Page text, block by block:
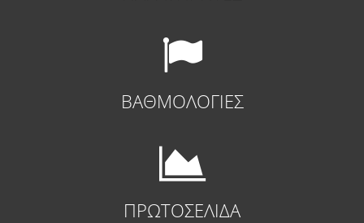
ΒΑΘΜΟΛΟΓΙΕΣ
ΠΡΩΤΟΣΕΛΙΔΑ